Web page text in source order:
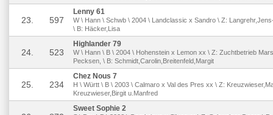
23. 597
Lenny 61
W \ Hann \ Schwb \ 2004 \ Landclassic x Sandro \ Z:
\ B: Häcker,Lisa
24. 523
Highlander 79
W \ Hann \ B \ 2004 \ Hohenstein x Lemon xx \ Z: Zuchtbetrieb
Pecksen, \ B: Schmidt,Carolin,Breitenfeld,Margit
25. 234
Chez Nous 7
H \ Württ \ B \ 2003 \ Calmaro x Val des Pres xx \ Z:
Kreuzwieser,Birgit u.Manfred
Sweet Sophie 2